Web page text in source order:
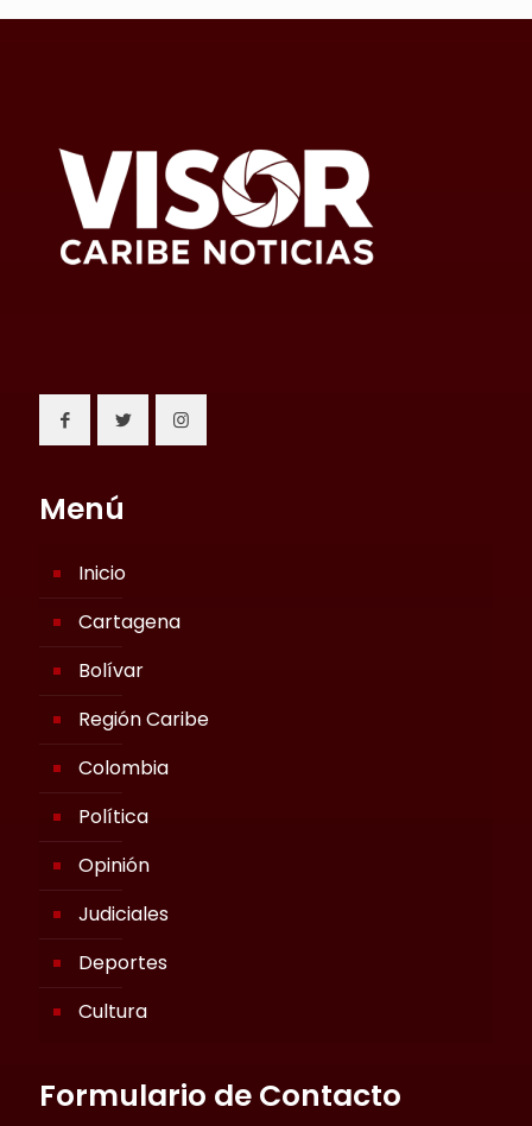
Menú
Inicio
Cartagena
Bolívar
Región Caribe
Colombia
Política
Opinión
Judiciales
Deportes
Cultura
Formulario de Contacto